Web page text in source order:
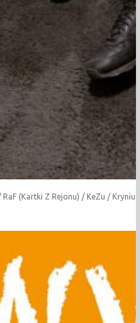
RaF (Kartki Z Rejonu) / KeZu /